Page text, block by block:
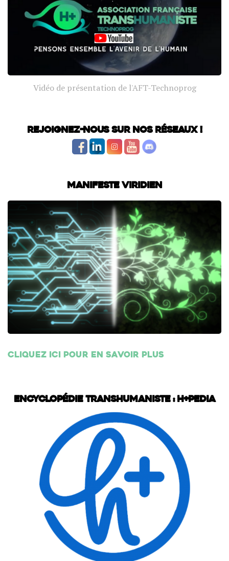
Vidéo de présentation de l'AFT-Technoprog
Rejoignez-nous sur nos réseaux !
Manifeste Viridien
Cliquez ici pour en savoir plus
Encyclopédie transhumaniste : H+Pedia